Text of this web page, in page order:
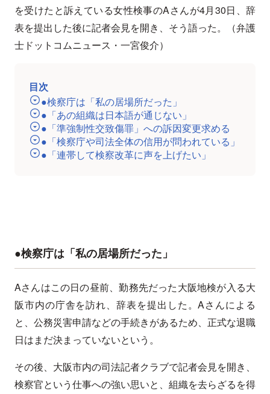
を受けたと訴えている女性検事のAさんが4月30日、辞
表を提出した後に記者会見を開き、そう語った。（弁護
士ドットコムニュース・一宮俊介）
目次
●検察庁は「私の居場所だった」
●「あの組織は日本語が通じない」
●「準強制性交致傷罪」への訴因変更求める
●「検察庁や司法全体の信用が問われている」
●「連帯して検察改革に声を上げたい」
●検察庁は「私の居場所だった」
Aさんはこの日の昼前、勤務先だった大阪地検が入る大
阪市内の庁舎を訪れ、辞表を提出した。Aさんによる
と、公務災害申請などの手続きがあるため、正式な退職
日はまだ決まっていないという。
その後、大阪市内の司法記者クラブで記者会見を開き、
検察官という仕事への強い思いと、組織を去らざるを得